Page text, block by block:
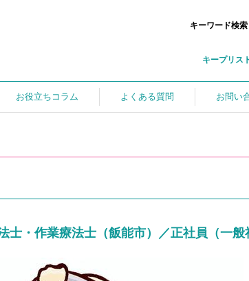
キーワード検索
キープリス
お役立ちコラム よくある質問 お問い
士・作業療法士（飯能市）／正社員（一